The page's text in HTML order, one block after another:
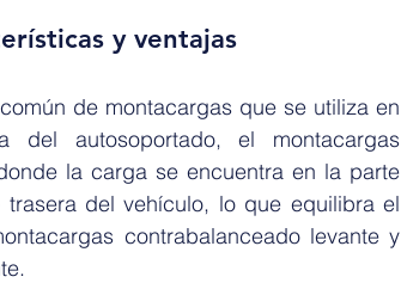
y ventajas
de montacargas que se utiliza en
autosoportado, el montacargas
la carga se encuentra en la parte
del vehículo, lo que equilibra el
contrabalanceado levante y